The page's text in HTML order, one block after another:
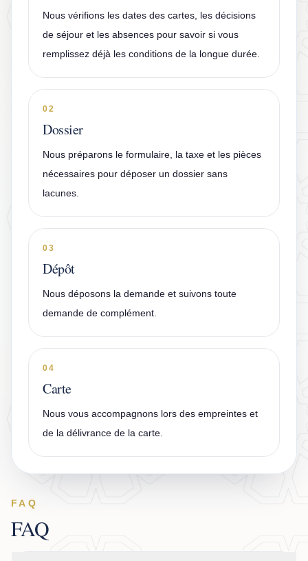
Nous vérifions les dates des cartes, les décisions
de séjour et les absences pour savoir si vous
remplissez déjà les conditions de la longue durée.
02
Dossier
Nous préparons le formulaire, la taxe et les pièces
nécessaires pour déposer un dossier sans
lacunes.
03
Dépôt
Nous déposons la demande et suivons toute
demande de complément.
04
Carte
Nous vous accompagnons lors des empreintes et
de la délivrance de la carte.
FAQ
FAQ